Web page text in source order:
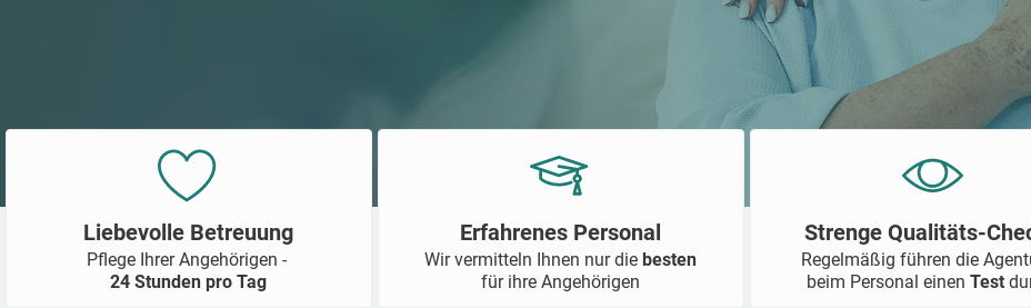
Liebevolle Betreuung
Pflege Ihrer Angehörigen -
24 Stunden pro Tag
Erfahrenes Personal
Wir vermitteln Ihnen nur diebesten
für ihre Angehörigen
Strenge Qualitäts-
Regelmäßig führen die
beim Personal einenTest